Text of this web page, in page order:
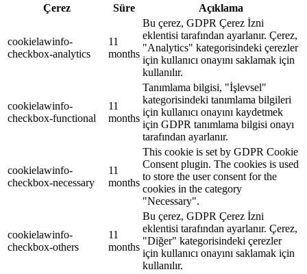
Çerez Süre Açıklama
cookielawinfo-
checkbox-analytics
11
months
Bu çerez, GDPR Çerez İzni
eklentisi tarafından ayarlanır. Çerez,
"Analytics" kategorisindeki çerezler
için kullanıcı onayını saklamak için
kullanılır.
cookielawinfo-
checkbox-functional
11
months
Tanımlama bilgisi, "İşlevsel"
kategorisindeki tanımlama bilgileri
için kullanıcı onayını kaydetmek
için GDPR tanımlama bilgisi onayı
tarafından ayarlanır.
cookielawinfo-
checkbox-necessary
11
months
This cookie is set by GDPR Cookie
Consent plugin. The cookies is used
to store the user consent for the
cookies in the category
"Necessary".
cookielawinfo-
checkbox-others
11
months
Bu çerez, GDPR Çerez İzni
eklentisi tarafından ayarlanır. Çerez,
"Diğer" kategorisindeki çerezler
için kullanıcı onayını saklamak için
kullanılır.